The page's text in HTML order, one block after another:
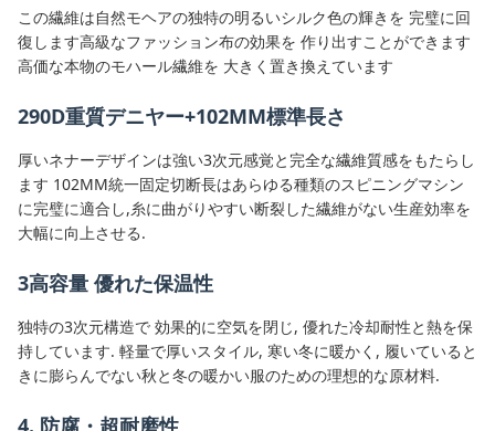
この繊維は自然モヘアの独特の明るいシルク色の輝きを 完璧に回
復します高級なファッション布の効果を 作り出すことができます
高価な本物のモハール繊維を 大きく置き換えています
290D重質デニヤー+102MM標準長さ
厚いネナーデザインは強い3次元感覚と完全な繊維質感をもたらし
ます 102MM統一固定切断長はあらゆる種類のスピニングマシン
に完璧に適合し,糸に曲がりやすい断裂した繊維がない生産効率を
大幅に向上させる.
3高容量 優れた保温性
独特の3次元構造で 効果的に空気を閉じ, 優れた冷却耐性と熱を保
持しています. 軽量で厚いスタイル, 寒い冬に暖かく, 履いていると
きに膨らんでない秋と冬の暖かい服のための理想的な原材料.
4. 防腐・超耐磨性